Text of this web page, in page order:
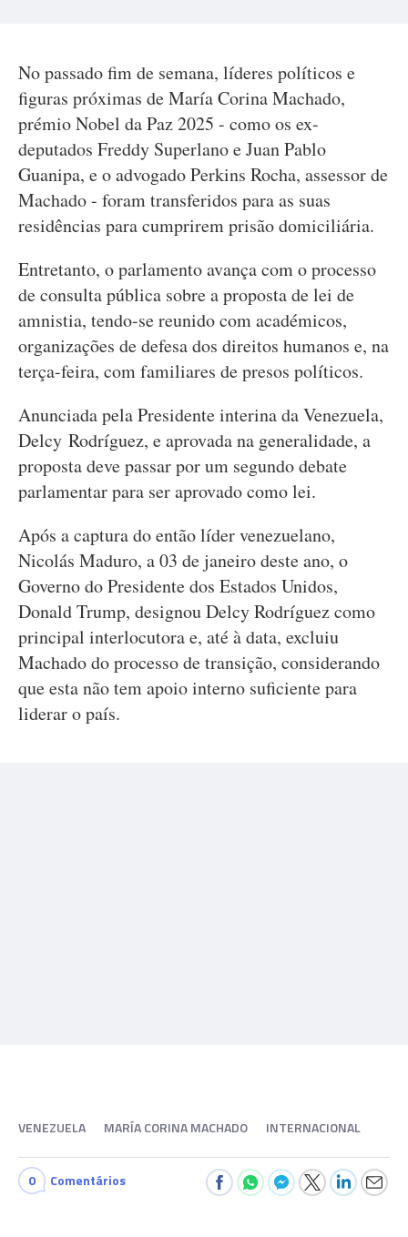
No passado fim de semana, líderes políticos e
figuras próximas de María Corina Machado,
prémio Nobel da Paz 2025 - como os ex-
deputados Freddy Superlano e Juan Pablo
Guanipa, e o advogado Perkins Rocha, assessor de
Machado - foram transferidos para as suas
residências para cumprirem prisão domiciliária.
Entretanto, o parlamento avança com o processo
de consulta pública sobre a proposta de lei de
amnistia, tendo-se reunido com académicos,
organizações de defesa dos direitos humanos e, na
terça-feira, com familiares de presos políticos.
Anunciada pela Presidente interina da Venezuela,
Delcy Rodríguez, e aprovada na generalidade, a
proposta deve passar por um segundo debate
parlamentar para ser aprovado como lei.
Após a captura do então líder venezuelano,
Nicolás Maduro, a 03 de janeiro deste ano, o
Governo do Presidente dos Estados Unidos,
Donald Trump, designou Delcy Rodríguez como
principal interlocutora e, até à data, excluiu
Machado do processo de transição, considerando
que esta não tem apoio interno suficiente para
liderar o país.
VENEZUELA MARÍA CORINA MACHADO INTERNACIONAL
0 Comentários